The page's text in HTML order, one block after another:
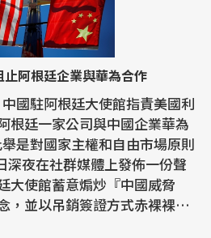
阿根廷企業與華為合作
國駐阿根廷大使館指責美國利
根廷一家公司與中國企業華為
是對國家主權和自由市場原則
大使館蓄意煽炒『中國威脅
，並以吊銷簽證方式赤裸裸阻